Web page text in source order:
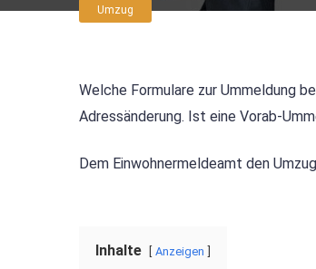
Umzug
Welche Formulare zur Ummeldung
Adressänderung. Ist eine Vorab-
Dem Einwohnermeldeamt den
Inhalte Anzeigen